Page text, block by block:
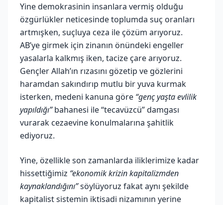
Yine demokrasinin insanlara vermiş olduğu
özgürlükler neticesinde toplumda suç oranları
artmışken, suçluya ceza ile çözüm arıyoruz.
AB’ye girmek için zinanın önündeki engeller
yasalarla kalkmış iken, tacize çare arıyoruz.
Gençler Allah’ın rızasını gözetip ve gözlerini
haramdan sakındırıp mutlu bir yuva kurmak
isterken, medeni kanuna göre “genç yaşta evlilik
yapıldığı”bahanesi ile “tecavüzcü” damgası
vurarak cezaevine konulmalarına şahitlik
ediyoruz.
Yine, özellikle son zamanlarda iliklerimize kadar
hissettiğimiz “ekonomik krizin kapitalizmden
kaynaklandığını”söylüyoruz fakat aynı şekilde
kapitalist sistemin iktisadi nizamının yerine